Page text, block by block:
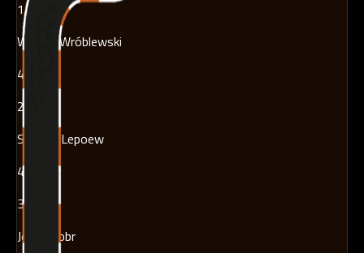
1
Wojtek Wróblewski
49.510
2
Stasiek Lepoew
49.970
3
Jegor Bobr